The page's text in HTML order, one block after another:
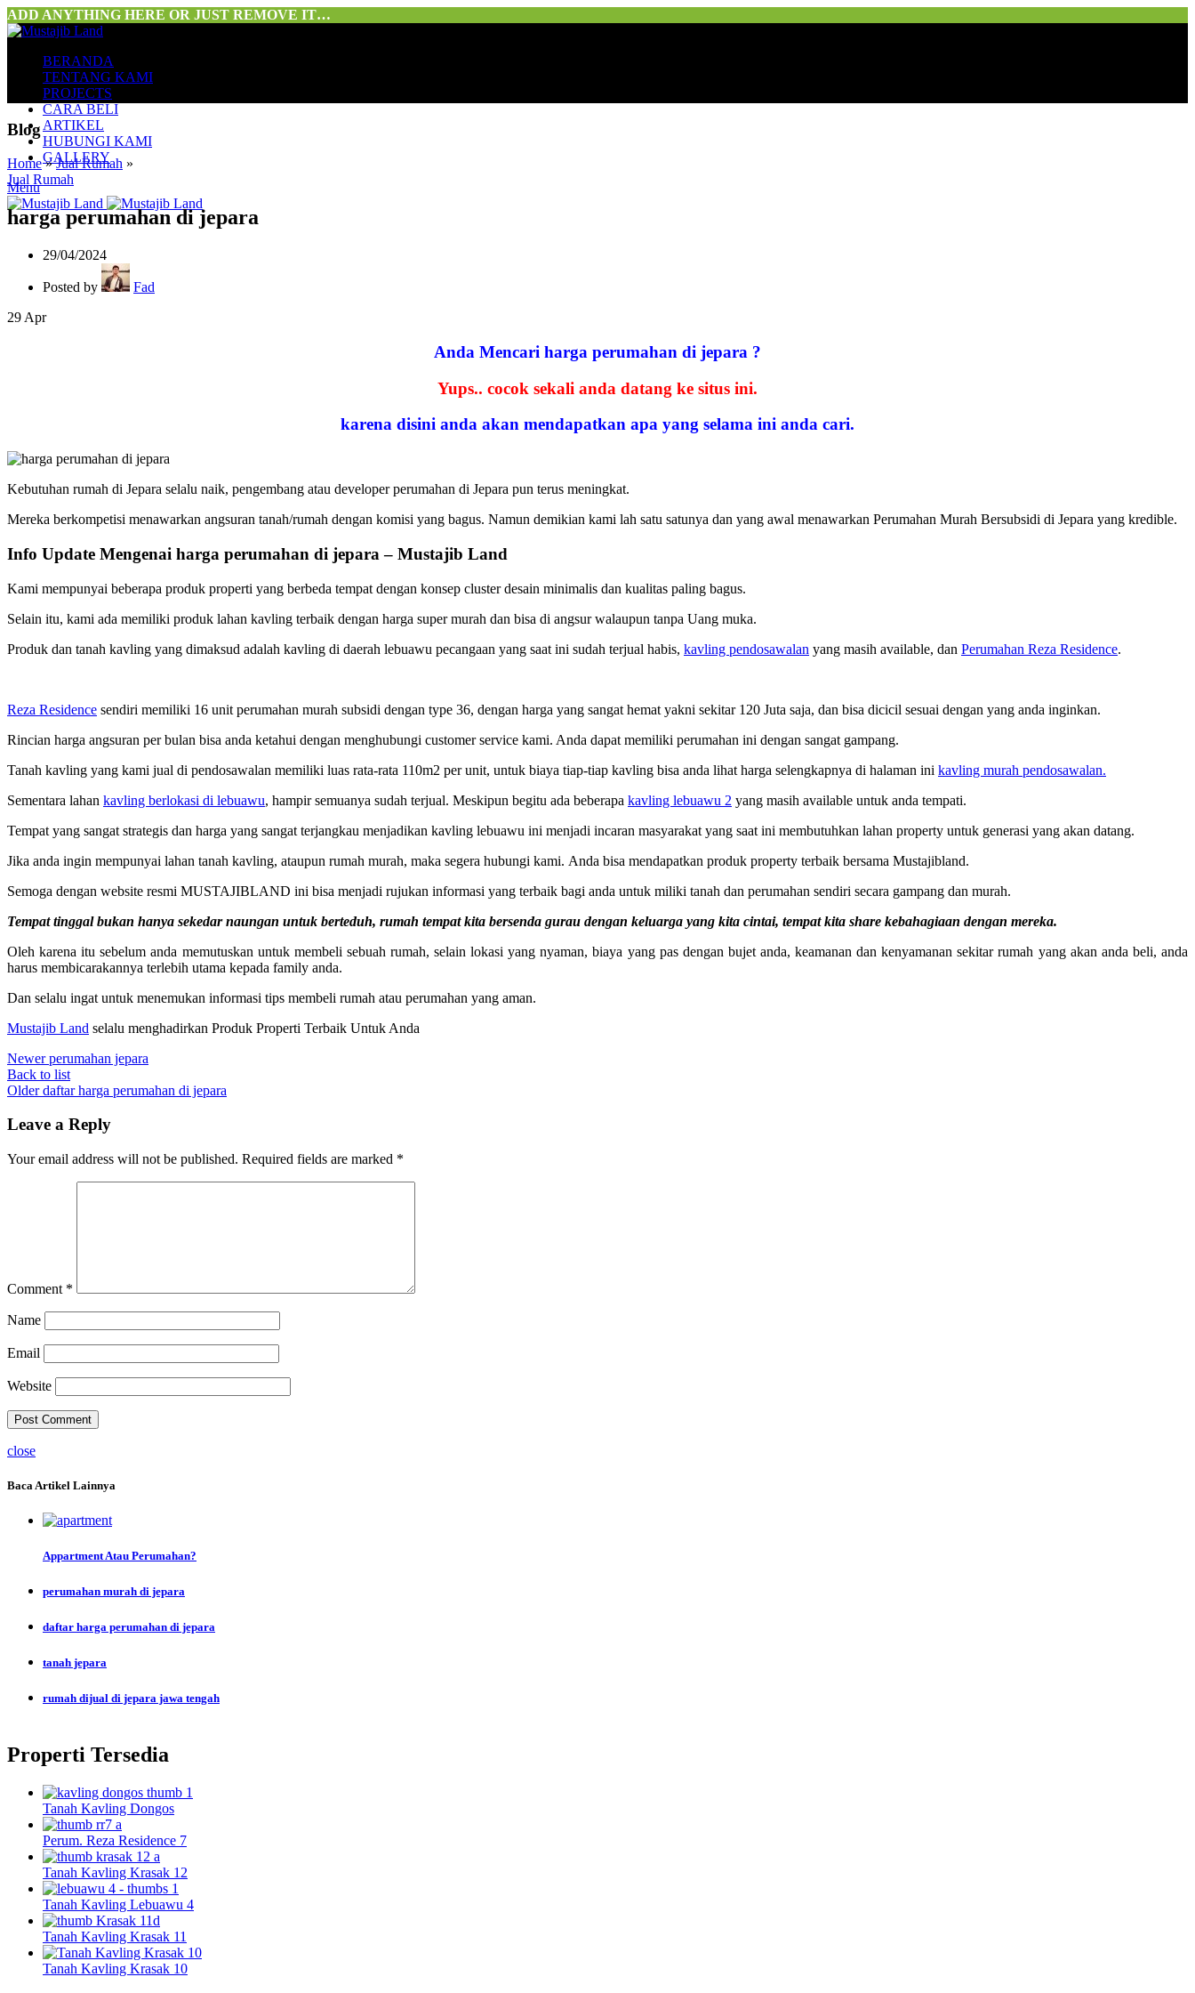
ADD ANYTHING HERE OR JUST REMOVE IT…
BERANDA
TENTANG KAMI
PROJECTS
CARA BELI
ARTIKEL
HUBUNGI KAMI
GALLERY
Menu
Blog
Home»Jual Rumah »
Jual Rumah
harga perumahan di jepara
29/04/2024
Posted by
Fad
29 Apr
Anda Mencari harga perumahan di jepara ?
Yups.. cocok sekali anda datang ke situs ini.
karena disini anda akan mendapatkan apa yang selama ini anda cari.
Kebutuhan rumah di Jepara selalu naik, pengembang atau developer perumahan di Jepara pun terus meningkat.
Mereka berkompetisi menawarkan angsuran tanah/rumah dengan komisi yang bagus. Namun demikian kami lah satu satunya dan yang awal menawarkan Perumahan Murah Bersubsidi di Jepara yang kredible.
Info Update Mengenai harga perumahan di jepara – Mustajib Land
Kami mempunyai beberapa produk properti yang berbeda tempat dengan konsep cluster desain minimalis dan kualitas paling bagus.
Selain itu, kami ada memiliki produk lahan kavling terbaik dengan harga super murah dan bisa di angsur walaupun tanpa Uang muka.
Produk dan tanah kavling yang dimaksud adalah kavling di daerah lebuawu pecangaan yang saat ini sudah terjual habis, kavling pendosawalan yang masih available, dan Perumahan Reza Residence.
Reza Residence sendiri memiliki 16 unit perumahan murah subsidi dengan type 36, dengan harga yang sangat hemat yakni sekitar 120 Juta saja, dan bisa dicicil sesuai dengan yang anda inginkan.
Rincian harga angsuran per bulan bisa anda ketahui dengan menghubungi customer service kami. Anda dapat memiliki perumahan ini dengan sangat gampang.
Tanah kavling yang kami jual di pendosawalan memiliki luas rata-rata 110m2 per unit, untuk biaya tiap-tiap kavling bisa anda lihat harga selengkapnya di halaman ini kavling murah pendosawalan.
Sementara lahan kavling berlokasi di lebuawu, hampir semuanya sudah terjual. Meskipun begitu ada beberapa kavling lebuawu 2 yang masih available untuk anda tempati.
Tempat yang sangat strategis dan harga yang sangat terjangkau menjadikan kavling lebuawu ini menjadi incaran masyarakat yang saat ini membutuhkan lahan property untuk generasi yang akan datang.
Jika anda ingin mempunyai lahan tanah kavling, ataupun rumah murah, maka segera hubungi kami. Anda bisa mendapatkan produk property terbaik bersama Mustajibland.
Semoga dengan website resmi MUSTAJIBLAND ini bisa menjadi rujukan informasi yang terbaik bagi anda untuk miliki tanah dan perumahan sendiri secara gampang dan murah.
Tempat tinggal bukan hanya sekedar naungan untuk berteduh, rumah tempat kita bersenda gurau dengan keluarga yang kita cintai, tempat kita share kebahagiaan dengan mereka.
Oleh karena itu sebelum anda memutuskan untuk membeli sebuah rumah, selain lokasi yang nyaman, biaya yang pas dengan bujet anda, keamanan dan kenyamanan sekitar rumah yang akan anda beli, anda
harus membicarakannya terlebih utama kepada family anda.
Dan selalu ingat untuk menemukan informasi tips membeli rumah atau perumahan yang aman.
Mustajib Land selalu menghadirkan Produk Properti Terbaik Untuk Anda
Newer perumahan jepara
Back to list
Older daftar harga perumahan di jepara
Leave a Reply
Your email address will not be published. Required fields are marked *
Comment *
Name
Email
Website
close
Baca Artikel Lainnya
Appartment Atau Perumahan?
perumahan murah di jepara
daftar harga perumahan di jepara
tanah jepara
rumah dijual di jepara jawa tengah
Properti Tersedia
Tanah Kavling Dongos
Perum. Reza Residence 7
Tanah Kavling Krasak 12
Tanah Kavling Lebuawu 4
Tanah Kavling Krasak 11
Tanah Kavling Krasak 10